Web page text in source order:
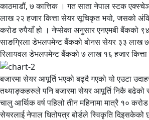
काठमाडौं, ७ कात्तिक । गत साता नेपाल स्टक
लाख २२ हजार कित्ता सेयर सूचिकृत भयो, जसको
करोड रुपैयाँ हो । नेप्सेका अनुसार एनएमबी बैंकको
साङग्रिला डेभलपमेन्ट बैंकको बोनस सेयर ३३ लाख
रिलायवल डेभलपमेन्ट बैंकको ७ लाख १६ हजार
बजारमा सेयर आपूर्ति भएको बढ्दै गएको यो एउटा
तथ्याङ्कहरुले पनि बजारमा सेयर आपूर्ति निकै बढेको
चालु आर्थिक वर्ष पहिलो तीन महिनामा मात्रै १०
सेयरलाई नेपाल धितोपत्र बोर्डले स्विकृति दिइसकेको